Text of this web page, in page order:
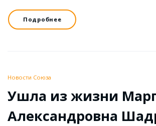
Подробнее
Новости Союза
Ушла из жизни
Александровна